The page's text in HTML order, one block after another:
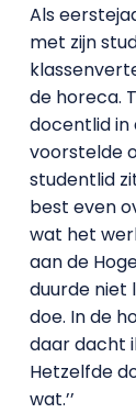
Als
met zijn
de horeca.
docentlid in
voorstelde
studentlid
best even
wat het
aan de
duurde niet
doe. In de
daar dacht
Hetzelfde
wat.’’